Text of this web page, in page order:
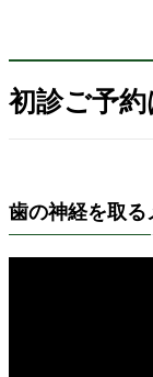
初診ご予
歯の神経を取る